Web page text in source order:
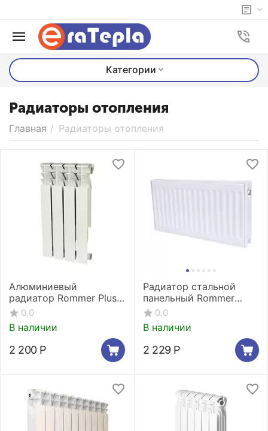
Категории
Радиаторы отопления
Главная / Радиаторы отопления
Алюминиевый
радиатор Rommer Plus
500 4 секции
0.0
В наличии
2 200 Р
Радиатор стальной
панельный Rommer
Compact 11/500/400
боковое подключение
0.0
В наличии
2 229 Р